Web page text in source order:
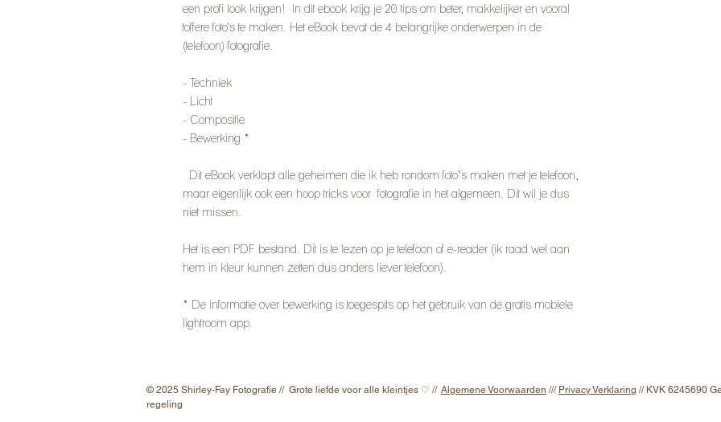
een profi look krijgen! In dit ebook krijg je 20 tips om beter, makkelijker en vooral
toffere foto's te maken. Het eBook bevat de 4 belangrijke onderwerpen in de
(telefoon) fotografie.
- Techniek
- Licht
- Compositie
- Bewerking *
Dit eBook verklapt alle geheimen die ik heb rondom foto’s maken met je telefoon,
maar eigenlijk ook een hoop tricks voor fotografie in het algemeen. Dit wil je dus
niet missen.
Het is een PDF bestand. Dit is te lezen op je telefoon of e-reader (ik raad wel aan
hem in kleur kunnen zetten dus anders liever telefoon).
* De informatie over bewerking is toegespits op het gebruik van de gratis mobiele
lightroom app.
© 2025 Shirley-Fay Fotografie // Grote liefde voor alle kleintjes ♡ // Algemene Voorwaarden /// Privacy Verklaring // KVK 6245690
regeling